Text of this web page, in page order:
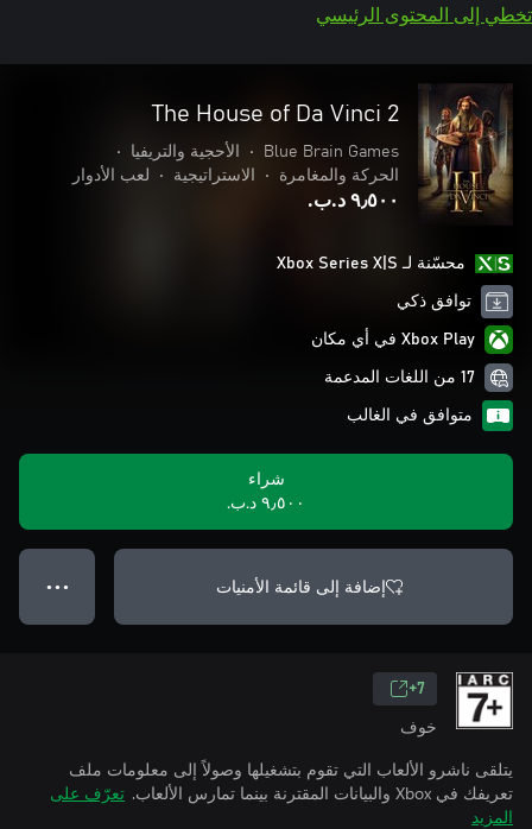
تخطي إلى المحتوى الرئيسي
The House of Da Vinci 2
Blue Brain Games
• الأحجية والتريفيا
•
الحركة والمغامرة
• الاستراتيجية • لعب الأدوار
٩٫٥٠٠ د.ب.‏
محسّنة لـ Xbox Series X|S
توافق ذكي
Xbox Play في أي مكان
17 من اللغات المدعمة
متوافق في الغالب
شراء
٩٫٥٠٠ د.ب.‏
إضافة إلى قائمة الأمنيات ● ● ●
7+
خوف
يتلقى ناشرو الألعاب التي تقوم بتشغيلها وصولاً إلى معلومات ملف
تعريفك في Xbox والبيانات المقترنة بينما تمارس الألعاب.
تعرّف على
المزيد